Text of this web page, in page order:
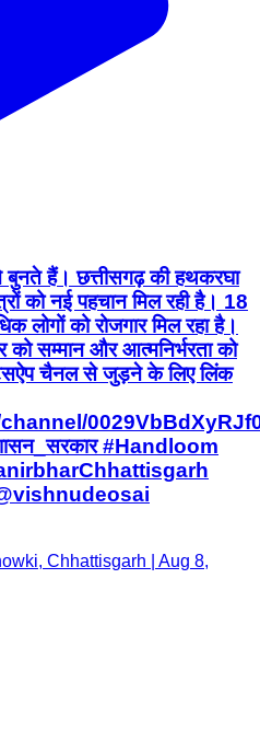
हैं। छत्तीसगढ़ की हथकरघा
को नई पहचान मिल रही है। 18
लोगों को रोजगार मिल रहा है।
सम्मान और आत्मनिर्भरता को
चैनल से जुड़ने के लिए लिंक
#Handloom
Chhattisgarh | Aug 8,